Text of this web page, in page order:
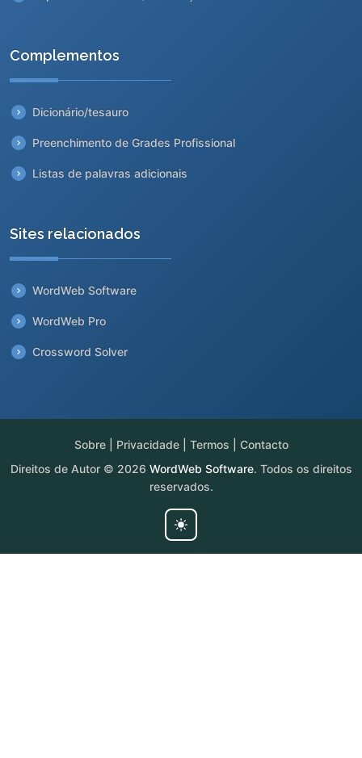
Complementos
Dicionário/tesauro
Preenchimento de Grades Profissional
Listas de palavras adicionais
Sites relacionados
WordWeb Software
WordWeb Pro
Crossword Solver
Sobre| Privacidade| Termos
Contacto
Direitos de Autor © 2026 WordWeb Software. Todos os direitos
reservados.